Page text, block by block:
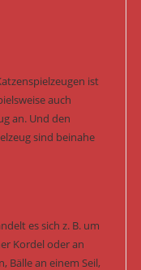
ist
auch
an. Und den
sind beinahe
es sich z. B. um
Kordel oder an
Bälle an einem Seil,